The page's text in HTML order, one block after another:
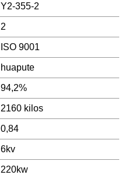
Y2-355-2
2
ISO 9001
huapute
94,2%
2160 kilos
0,84
6kv
220kw